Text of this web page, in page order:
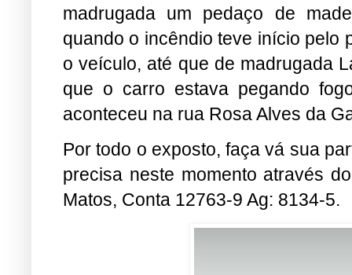
madrugada um pedaço de
quando o incêndio teve início pelo
o veículo, até que de madrugada
que o carro estava pegando
aconteceu na rua Rosa Alves da
Por todo o exposto, faça vá sua
precisa neste momento através
Matos, Conta 12763-9 Ag: 8134-5.